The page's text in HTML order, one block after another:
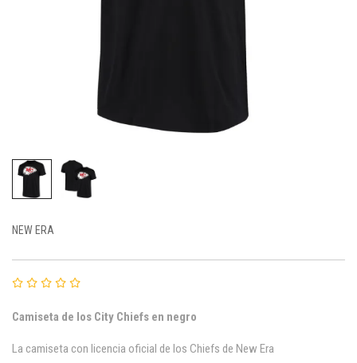
NEW ERA
Camiseta de los City Chiefs en negro
La camiseta con licencia oficial de los Chiefs de New Era